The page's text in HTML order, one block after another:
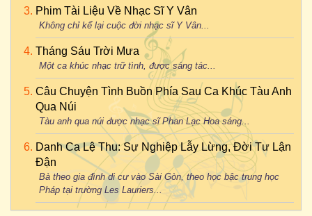
Phim Tài Liệu Về Nhạc Sĩ Y Vân
Không chỉ kể lại cuộc đời nhạc sĩ Y Vân...
Tháng Sáu Trời Mưa
Một ca khúc nhạc trữ tình, được sáng tác...
Câu Chuyện Tình Buồn Phía Sau Ca Khúc Tàu Anh
Qua Núi
Tàu anh qua núi được nhạc sĩ Phan Lạc Hoa sáng...
Danh Ca Lệ Thu: Sự Nghiệp Lẫy Lừng, Đời Tư Lận
Đận
Bà theo gia đình di cư vào Sài Gòn, theo học bậc trung học
Pháp tại trường Les Lauriers...